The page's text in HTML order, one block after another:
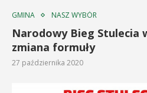
GMINA NASZ WYBÓR
Narodowy Bieg Stulecia
zmiana formuły
27 października 2020